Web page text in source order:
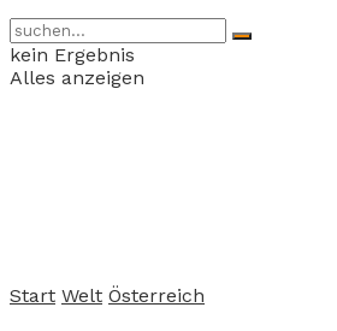
kein Ergebnis
Alles anzeigen
Start Welt Österreich